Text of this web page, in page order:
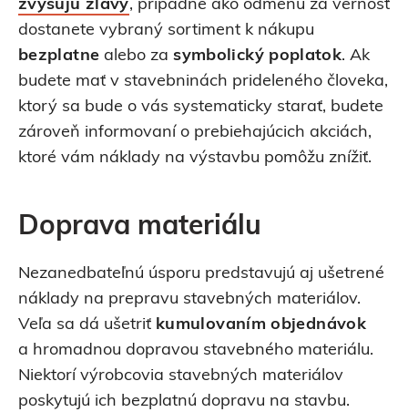
zvyšujú zľavy, prípadne ako odmenu za vernosť
dostanete vybraný sortiment k nákupu
bezplatne alebo zasymbolický poplatok. Ak
budete mať v stavebninách prideleného človeka,
ktorý sa bude o vás systematicky starať, budete
zároveň informovaní o prebiehajúcich akciách,
ktoré vám náklady na výstavbu pomôžu znížiť.
Doprava materiálu
Nezanedbateľnú úsporu predstavujú aj ušetrené
náklady na prepravu stavebných materiálov.
Veľa sa dá ušetriť kumulovaním objednávok
a hromadnou dopravou stavebného materiálu.
Niektorí výrobcovia stavebných materiálov
poskytujú ich bezplatnú dopravu na stavbu.